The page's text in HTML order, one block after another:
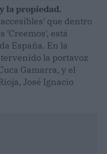
la propiedad.
que dentro
'Creemos', está
España. En la
la portavoz
Gamarra, y el
José Ignacio